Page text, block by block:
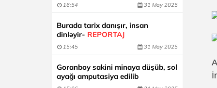
16:54 31 May 2025
Burada tarix danışır, insan
dinləyir- REPORTAJ
15:45 31 May 2025
Goranboy sakini minaya düşüb, sol
ayağı amputasiya edilib